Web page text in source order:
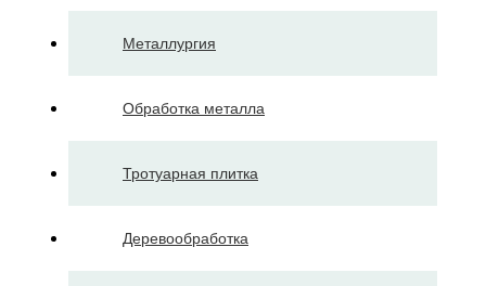
Металлургия
Обработка металла
Тротуарная плитка
Деревообработка